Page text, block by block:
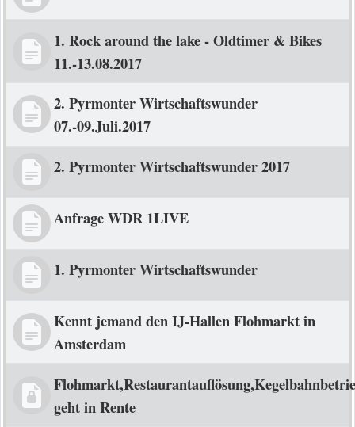
1. Rock around the lake - Oldtimer & Bikes
11.-13.08.2017
2. Pyrmonter Wirtschaftswunder
07.-09.Juli.2017
2. Pyrmonter Wirtschaftswunder 2017
Anfrage WDR 1LIVE
1. Pyrmonter Wirtschaftswunder
Kennt jemand den IJ-Hallen Flohmarkt in
Amsterdam
geht in Rente